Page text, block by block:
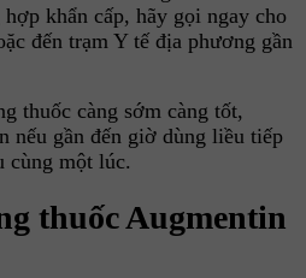
khẩn cấp, hãy gọi ngay cho
đến trạm Y tế địa phương gần
thuốc càng sớm càng tốt,
nếu gần đến giờ dùng liều tiếp
cùng một lúc.
thuốc Augmentin